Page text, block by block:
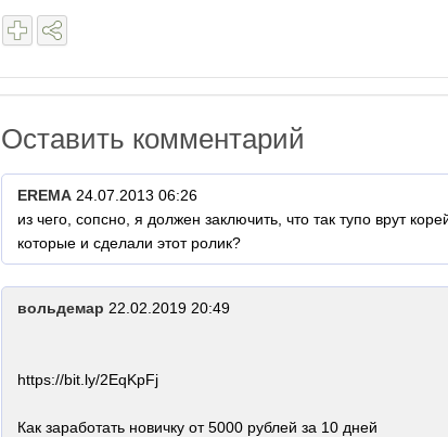
Оставить комментарий
EREMA 24.07.2013 06:26
из чего, сопсно, я должен заключить, что так тупо врут
которые и сделали этот ролик?
вольдемар 22.02.2019 20:49
https://bit.ly/2EqKpFj
Как заработать новичку от 5000 рублей за 10 дней